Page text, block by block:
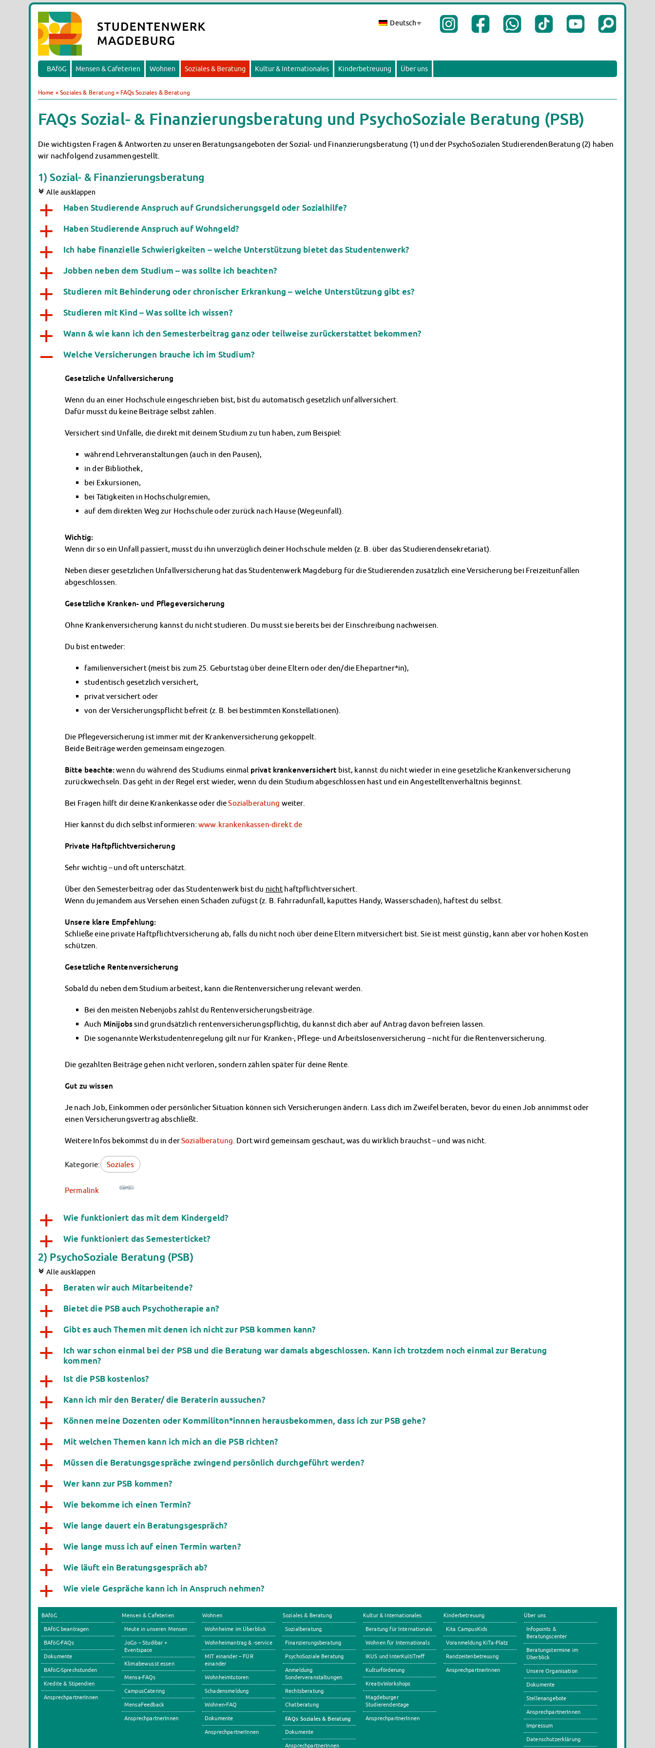
Deutsch
BAföG Mensen & Cafeterien Wohnen Soziales & Beratung Kultur & Internationales Kinderbetreuung Über uns
Home »Soziales & Beratung » FAQs Soziales & Beratung
FAQs Sozial- & Finanzierungsberatung und PsychoSoziale Beratung (PSB)
Die wichtigsten Fragen & Antworten zu unseren Beratungsangeboten der Sozial- und Finanzierungsberatung (1) und der PsychoSozialen StudierendenBeratung (2) haben
wir nachfolgend zusammengestellt.
1) Sozial- & Finanzierungsberatung
c Alle ausklappen
a Haben Studierende Anspruch auf Grundsicherungsgeld oder Sozialhilfe?
a Haben Studierende Anspruch auf Wohngeld?
a Ich habe finanzielle Schwierigkeiten – welche Unterstützung bietet das Studentenwerk?
a Jobben neben dem Studium – was sollte ich beachten?
a Studieren mit Behinderung oder chronischer Erkrankung – welche Unterstützung gibt es?
a Studieren mit Kind – Was sollte ich wissen?
a Wann & wie kann ich den Semesterbeitrag ganz oder teilweise zurückerstattet bekommen?
A Welche Versicherungen brauche ich im Studium?
Gesetzliche Unfallversicherung
Wenn du an einer Hochschule eingeschrieben bist, bist du automatisch gesetzlich unfallversichert.
Dafür musst du keine Beiträge selbst zahlen.
Versichert sind Unfälle, die direkt mit deinem Studium zu tun haben, zum Beispiel:
während Lehrveranstaltungen (auch in den Pausen),
in der Bibliothek,
bei Exkursionen,
bei Tätigkeiten in Hochschulgremien,
auf dem direkten Weg zur Hochschule oder zurück nach Hause (Wegeunfall).
Wichtig:
Wenn dir so ein Unfall passiert, musst du ihn unverzüglich deiner Hochschule melden (z. B. über das Studierendensekretariat).
Neben dieser gesetzlichen Unfallversicherung hat das Studentenwerk Magdeburg für die Studierenden zusätzlich eine Versicherung bei Freizeitunfällen
abgeschlossen.
Gesetzliche Kranken- und Pflegeversicherung
Ohne Krankenversicherung kannst du nicht studieren. Du musst sie bereits bei der Einschreibung nachweisen.
Du bist entweder:
familienversichert (meist bis zum 25. Geburtstag über deine Eltern oder den/die Ehepartner*in),
studentisch gesetzlich versichert,
privat versichert oder
von der Versicherungspflicht befreit (z. B. bei bestimmten Konstellationen).
Die Pflegeversicherung ist immer mit der Krankenversicherung gekoppelt.
Beide Beiträge werden gemeinsam eingezogen.
Bitte beachte: wenn du während des Studiums einmal privat krankenversichert bist, kannst du nicht wieder in eine gesetzliche Krankenversicherung
zurückwechseln. Das geht in der Regel erst wieder, wenn du dein Studium abgeschlossen hast und ein Angestelltenverhältnis beginnst.
Bei Fragen hilft dir deine Krankenkasse oder dieSozialberatung weiter.
Hier kannst du dich selbst informieren:www.krankenkassen-direkt.de
Private Haftpflichtversicherung
Sehr wichtig – und oft unterschätzt.
Über den Semesterbeitrag oder das Studentenwerk bist du nicht haftpflichtversichert.
Wenn du jemandem aus Versehen einen Schaden zufügst (z. B. Fahrradunfall, kaputtes Handy, Wasserschaden), haftest du selbst.
Unsere klare Empfehlung:
Schließe eine private Haftpflichtversicherung ab, falls du nicht noch über deine Eltern mitversichert bist. Sie ist meist günstig, kann aber vor hohen Kosten
schützen.
Gesetzliche Rentenversicherung
Sobald du neben dem Studium arbeitest, kann die Rentenversicherung relevant werden.
Bei den meisten Nebenjobs zahlst du Rentenversicherungsbeiträge.
Auch Minijobssind grundsätzlich rentenversicherungspflichtig, du kannst dich aber auf Antrag davon befreien lassen.
Die sogenannte Werkstudentenregelung gilt nur für Kranken-, Pflege- und Arbeitslosenversicherung – nicht für die Rentenversicherung.
Die gezahlten Beiträge gehen nicht verloren, sondern zählen später für deine Rente.
Gut zu wissen
Je nach Job, Einkommen oder persönlicher Situation können sich Versicherungen ändern. Lass dich im Zweifel beraten, bevor du einen Job annimmst oder
einen Versicherungsvertrag abschließt.
Weitere Infos bekommst du in derSozialberatung . Dort wird gemeinsam geschaut, was du wirklich brauchst – und was nicht.
Kategorie: Soziales
Permalink
a Wie funktioniert das mit dem Kindergeld?
a Wie funktioniert das Semesterticket?
2) PsychoSoziale Beratung (PSB)
c Alle ausklappen
a Beraten wir auch Mitarbeitende?
a Bietet die PSB auch Psychotherapie an?
a Gibt es auch Themen mit denen ich nicht zur PSB kommen kann?
a
Ich war schon einmal bei der PSB und die Beratung war damals abgeschlossen. Kann ich trotzdem noch einmal zur Beratung
kommen?
a Ist die PSB kostenlos?
a Kann ich mir den Berater/ die Beraterin aussuchen?
a Können meine Dozenten oder Kommiliton*innnen herausbekommen, dass ich zur PSB gehe?
a Mit welchen Themen kann ich mich an die PSB richten?
a Müssen die Beratungsgespräche zwingend persönlich durchgeführt werden?
a Wer kann zur PSB kommen?
a Wie bekomme ich einen Termin?
a Wie lange dauert ein Beratungsgespräch?
a Wie lange muss ich auf einen Termin warten?
a Wie läuft ein Beratungsgespräch ab?
a Wie viele Gespräche kann ich in Anspruch nehmen?
BAföG
BAföG beantragen
BAföG-FAQs
Dokumente
BAföG-Sprechstunden
Kredite & Stipendien
AnsprechpartnerInnen
Mensen & Cafeterien
Heute in unseren Mensen
JoGo – Studibar +
Eventspace
Klimabewusst essen
Mensa-FAQs
CampusCatering
MensaFeedback
AnsprechpartnerInnen
Wohnen
Wohnheime im Überblick
Wohnheimantrag & -service
MIT einander – FÜR
einander
Wohnheimtutoren
Schadensmeldung
Wohnen-FAQ
Dokumente
AnsprechpartnerInnen
Soziales & Beratung
Sozialberatung
Finanzierungsberatung
PsychoSoziale Beratung
Anmeldung
Sonderveranstaltungen
Rechtsberatung
Chatberatung
FAQs Soziales & Beratung
Dokumente
AnsprechpartnerInnen
Kultur & Internationales
Beratung für Internationals
Wohnen für Internationals
IKUS und InterKultiTreff
Kulturförderung
KreativWorkshops
Magdeburger
Studierendentage
AnsprechpartnerInnen
Kinderbetreuung
Kita CampusKids
Voranmeldung KiTa-Platz
Randzeitenbetreuung
AnsprechpartnerInnen
Über uns
Infopoints &
Beratungscenter
Beratungstermine im
Überblick
Unsere Organisation
Dokumente
Stellenangebote
AnsprechpartnerInnen
Impressum
Datenschutzerklärung